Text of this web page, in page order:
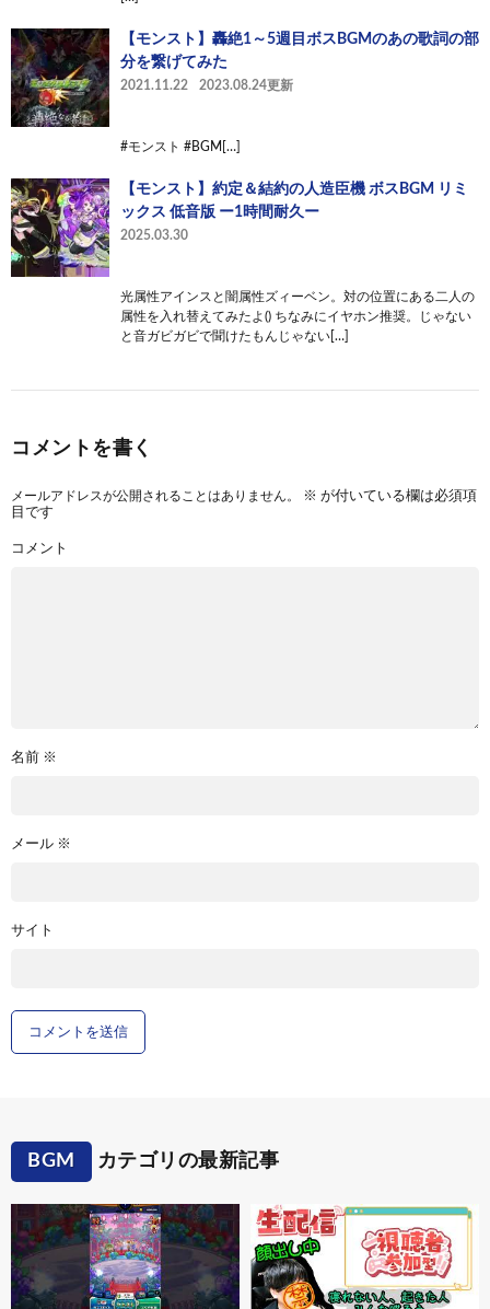
【モンスト】轟絶1～5週目ボスBGMのあの歌詞の部
分を繋げてみた
2021.11.22 2023.08.24更新
#モンスト #BGM[…]
【モンスト】約定＆結約の人造臣機 ボスBGM リミ
ックス 低音版 ー1時間耐久ー
2025.03.30
光属性アインスと闇属性ズィーベン。対の位置にある二人の
属性を入れ替えてみたよ() ちなみにイヤホン推奨。じゃない
と音ガビガビで聞けたもんじゃない[…]
コメントを書く
メールアドレスが公開されることはありません。 ※ が付いている欄は必須項
目です
コメント
名前 ※
メール ※
サイト
BGM カテゴリの最新記事